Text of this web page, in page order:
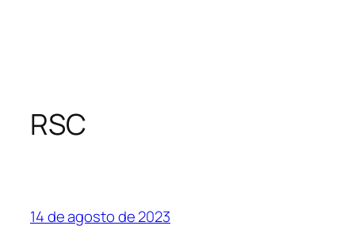
RSC
14 de agosto de 2023